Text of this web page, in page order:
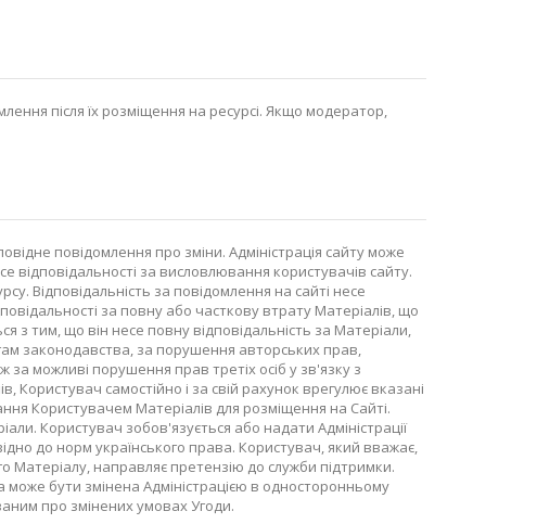
після їх розміщення на ресурсі. Якщо модератор,
повідомлення про зміни. Адміністрація сайту може
за висловлювання користувачів сайту.
Відповідальність за повідомлення на сайті несе
за повну або часткову втрату Матеріалів, що
з тим, що він несе повну відповідальність за Матеріали,
законодавства, за порушення авторських прав,
за можливі порушення прав третіх осіб у зв'язку з
Користувач самостійно і за свій рахунок врегулює вказані
Користувачем Матеріалів для розміщення на Сайті.
Користувач зобов'язується або надати Адміністрації
до норм українського права. Користувач, який вважає,
Матеріалу, направляє претензію до служби підтримки.
бути змінена Адміністрацією в односторонньому
про змінених умовах Угоди.